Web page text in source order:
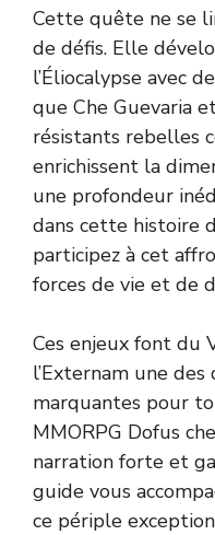
Cette quête ne se
de défis. Elle
l’Éliocalypse avec
que Che Guevaria
résistants rebelles
enrichissent la
une profondeur
dans cette histoire
participez à cet
forces de vie et de
Ces enjeux font du
l’Externam une
marquantes pour
MMORPG Dofus
narration forte et
guide vous
ce périple